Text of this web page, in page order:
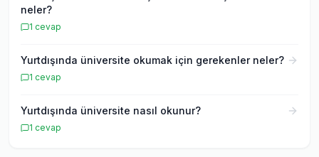
neler?
1 cevap
Yurtdışında üniversite okumak için gerekenler neler?
1 cevap
Yurtdışında üniversite nasıl okunur?
1 cevap